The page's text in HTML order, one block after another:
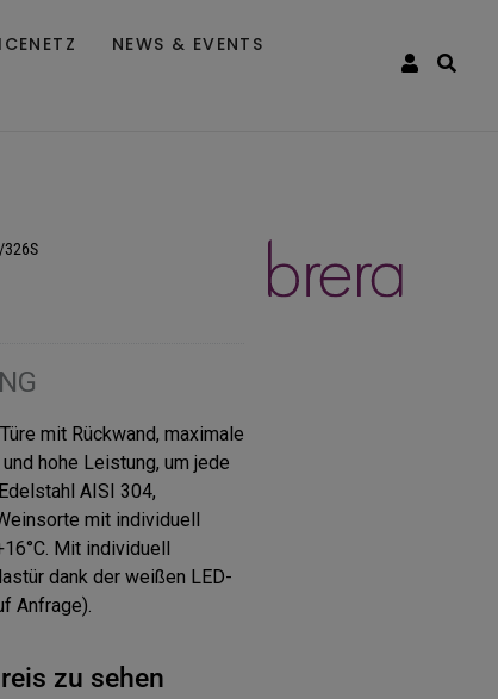
NEWS & EVENTS
mit Rückwand, maximale
hohe Leistung, um jede
AISI 304,
mit individuell
Mit individuell
dank der weißen LED-
Anfrage).
zu sehen